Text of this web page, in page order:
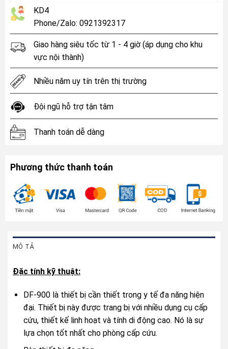
KD4
Phone/Zalo: 0921392317
Giao hàng siêu tốc từ 1 - 4 giờ (áp dụng cho khu
vực nội thành)
Nhiều năm uy tín trên thị trường
Đội ngũ hỗ trợ tận tâm
Thanh toán dễ dàng
Phương thức thanh toán
MÔ TẢ
Đặc tính kỹ thuật:
DF-900 là thiết bị cần thiết trong y tế đa năng hiện
đại. Thiết bị này được trang bị với nhiều dụng cụ cấp
cứu, thiết kế linh hoạt và tính di động cao. Nó là sự
lựa chọn tốt nhất cho phòng cấp cứu.